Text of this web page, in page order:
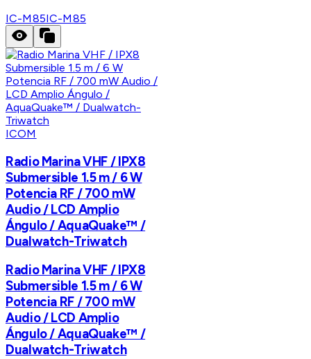
IC-M85IC-M85
ICOM
Radio Marina VHF / IPX8
Submersible 1.5 m / 6 W
Potencia RF / 700 mW
Audio / LCD Amplio
Ángulo / AquaQuake™ /
Dualwatch-Triwatch
Radio Marina VHF / IPX8
Submersible 1.5 m / 6 W
Potencia RF / 700 mW
Audio / LCD Amplio
Ángulo / AquaQuake™ /
Dualwatch-Triwatch